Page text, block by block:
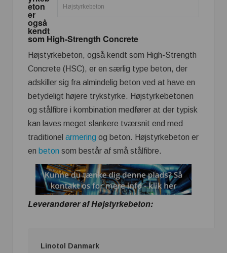
Højstyrkebeton
eton
er
også
kendt
som High-Strength Concrete
Højstyrkebeton, også kendt som High-Strength
Concrete (HSC), er en særlig type beton, der
adskiller sig fra almindelig beton ved at have en
betydeligt højere trykstyrke. Højstyrkebetonen
og stålfibre i kombination medfører at der typisk
kan laves meget slankere tværsnit end med
traditionel armering og beton. Højstyrkebeton er
en beton som består af små stålfibre.
Leverandører af Højstyrkebeton:
Linotol Danmark